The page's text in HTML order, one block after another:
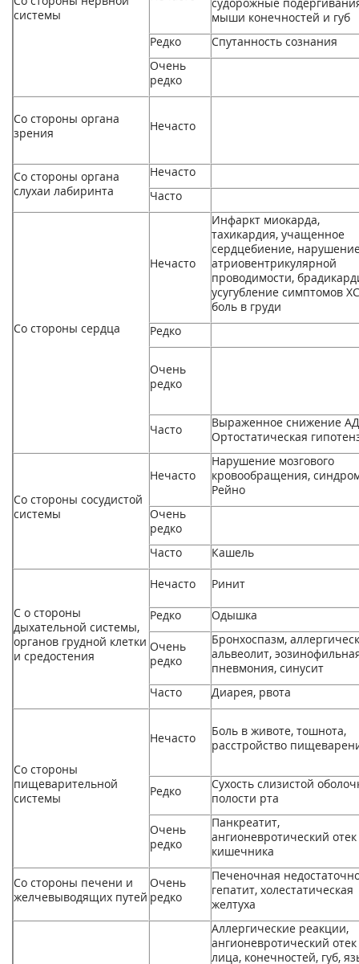
системы
мыши конечностей и губ
Редко
Спутанность сознания
Очень
редко
Со стороны органа
зрения
Нечасто
Со стороны органа
слухаи лабиринта
Нечасто
Часто
Со стороны сердца
Нечасто
Инфаркт миокарда,
тахикардия, учащенное
сердцебиение,
атриовентрикулярной
проводимости,
усугубление симптомов
боль в груди
Редко
Очень
редко
Часто
Выраженное снижение
Ортостатическая
Со стороны сосудистой
системы
Нечасто
Нарушение мозгового
кровообращения,
Рейно
Очень
редко
Часто
Кашель
С о стороны
дыхательной системы,
органов грудной клетки
и средостения
Нечасто Ринит
Редко Одышка
Очень
редко
Бронхоспазм,
альвеолит,
пневмония, синусит
Часто
Диарея, рвота
Со стороны
пищеварительной
системы
Нечасто
Боль в животе, тошнота,
расстройство
Редко
Сухость слизистой
полости рта
Очень
редко
Панкреатит,
ангионевротический отек
кишечника
Со стороны печени и
желчевыводящих путей
Очень
редко
Печеночная
гепатит, холестатическая
желтуха
Аллергические реакции,
ангионевротический отек
лица, конечностей, губ,